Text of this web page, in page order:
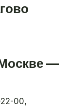
—
00,